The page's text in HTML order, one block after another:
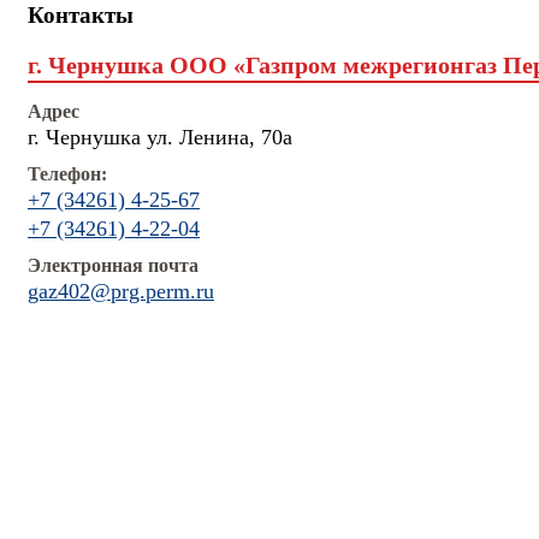
Контакты
г. Чернушка ООО «Газпром межрегионгаз
Адрес
г. Чернушка ул. Ленина, 70а
Телефон:
+7 (34261) 4-25-67
+7 (34261) 4-22-04
Электронная почта
gaz402@prg.perm.ru